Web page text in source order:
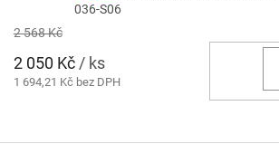
036-S06
2 568 Kč
2 050 Kč / ks
1 694,21 Kč bez DPH